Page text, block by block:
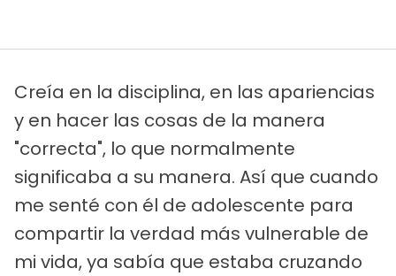
Creía en la disciplina, en las apariencias
y en hacer las cosas de la manera
"correcta", lo que normalmente
significaba a su manera. Así que cuando
me senté con él de adolescente para
compartir la verdad más vulnerable de
mi vida, ya sabía que estaba cruzando